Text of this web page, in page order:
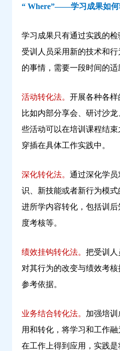
“ Where”——学习成果如何
学习成果只有通过实践的检
受训人员采用新的技术和
的事情，需要一段时间的适
活动转化法。 开展各种各样
比如内部分享会、研讨沙
些活动可以在培训课程结
穿插在具体工作实践中。
深化转化法。 通过深化学
识、新技能或者新行为模
进所学内容转化，包括训
度考核等。
绩效挂钩转化法。 把受训人
对其行为的改变与绩效考
参考依据。
业务结合转化法。 加强培
用和转化，将学习和工作
在工作上得到应用，实践